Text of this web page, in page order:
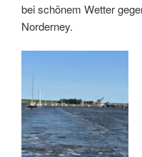
bei schönem Wetter
Norderney.